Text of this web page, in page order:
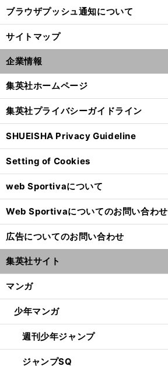
ブラウザプッシュ通知について
サイトマップ
企業情報
集英社ホームページ
集英社プライバシーガイドライン
SHUEISHA Privacy Guideline
Setting of Cookies
web Sportivaについて
Web Sportivaについてのお問い合わせ
広告についてのお問い合わせ
集英社サイト
マンガ
少年マンガ
週刊少年ジャンプ
ジャンプSQ